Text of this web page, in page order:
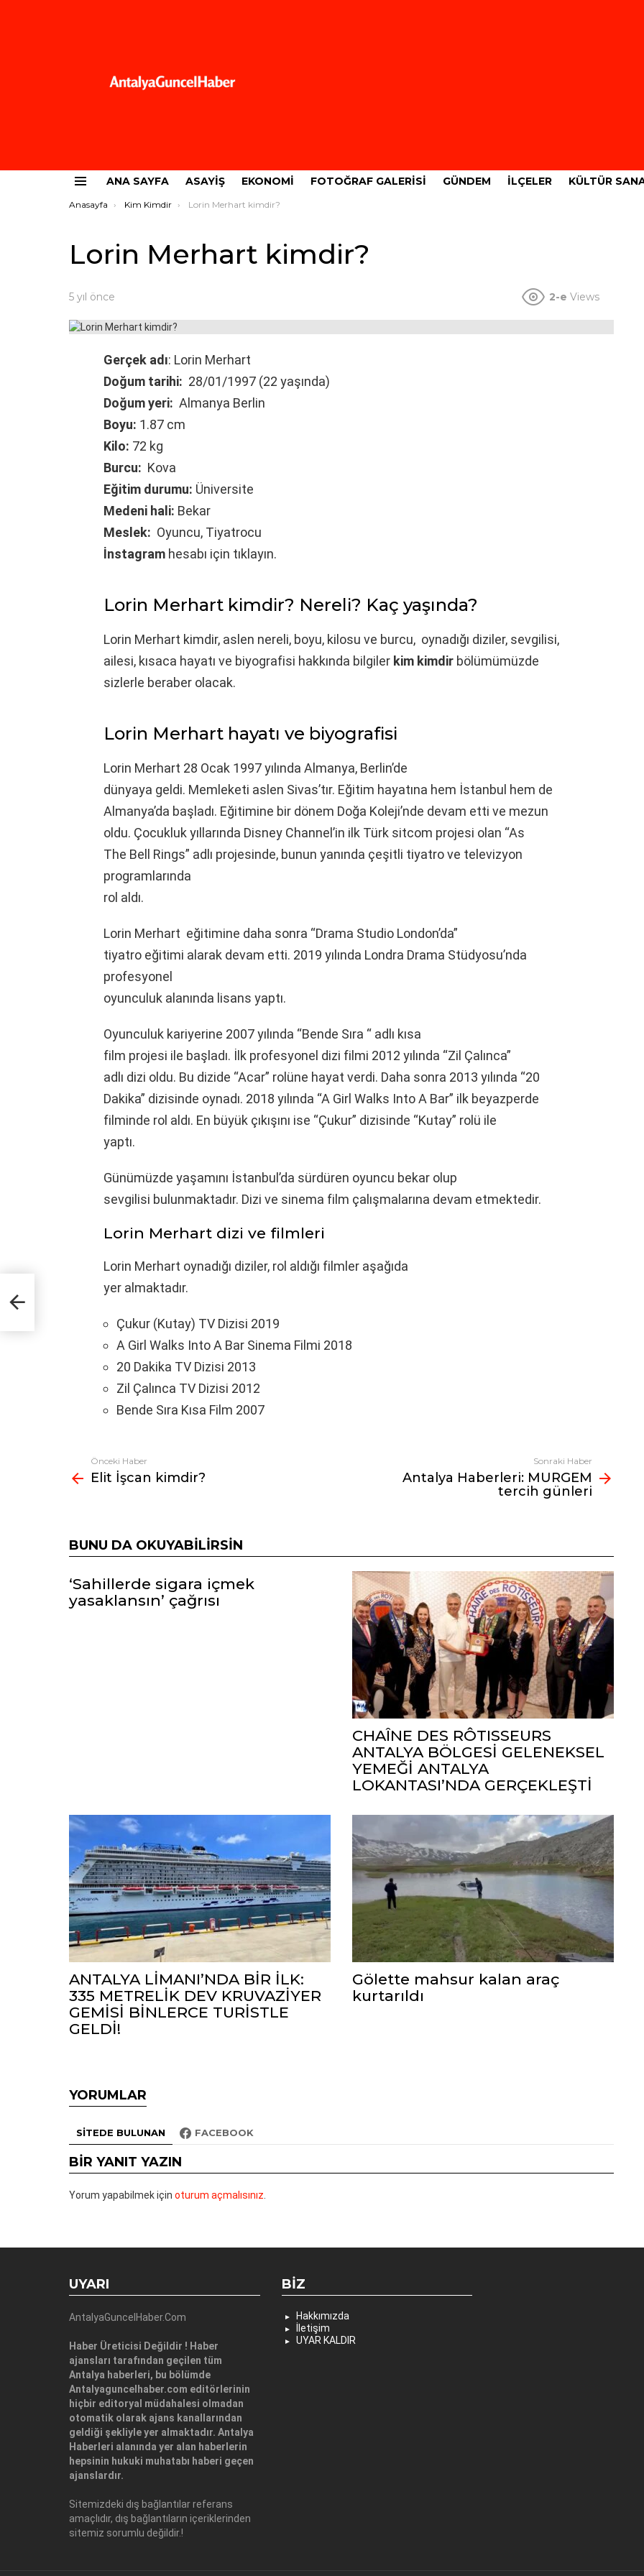
ANA SAYFA ASAYIŞ EKONOMI FOTOĞRAF GALERISI GÜNDEM İLÇELER KÜLTÜR
Buradasınız:
Anasayfa Kim Kimdir Lorin Merhart kimdir?
Lorin Merhart kimdir?
5 yıl önce 2-e Views
Gerçek adı: Lorin Merhart
Doğum tarihi: 28/01/1997 (22 yaşında)
Doğum yeri: Almanya Berlin
Boyu: 1.87 cm
Kilo: 72 kg
Burcu: Kova
Eğitim durumu: Üniversite
Medeni hali: Bekar
Meslek: Oyuncu, Tiyatrocu
İnstagram hesabı için tıklayın.
Lorin Merhart kimdir? Nereli? Kaç yaşında?
Lorin Merhart kimdir, aslen nereli, boyu, kilosu ve burcu, oynadığı diziler, sevgilisi,
ailesi, kısaca hayatı ve biyografisi hakkında bilgiler kim kimdir bölümümüzde
sizlerle beraber olacak.
Lorin Merhart hayatı ve biyografisi
Lorin Merhart 28 Ocak 1997 yılında Almanya, Berlin’de
dünyaya geldi. Memleketi aslen Sivas’tır. Eğitim hayatına hem İstanbul hem de
Almanya’da başladı. Eğitimine bir dönem Doğa Koleji’nde devam etti ve mezun
oldu. Çocukluk yıllarında Disney Channel’in ilk Türk sitcom projesi olan “As
The Bell Rings” adlı projesinde, bunun yanında çeşitli tiyatro ve televizyon
programlarında
rol aldı.
Lorin Merhart eğitimine daha sonra “Drama Studio London’da”
tiyatro eğitimi alarak devam etti. 2019 yılında Londra Drama Stüdyosu’nda
profesyonel
oyunculuk alanında lisans yaptı.
Oyunculuk kariyerine 2007 yılında “Bende Sıra “ adlı kısa
film projesi ile başladı. İlk profesyonel dizi filmi 2012 yılında “Zil Çalınca”
adlı dizi oldu. Bu dizide “Acar” rolüne hayat verdi. Daha sonra 2013 yılında “20
Dakika” dizisinde oynadı. 2018 yılında “A Girl Walks Into A Bar” ilk beyazperde
filminde rol aldı. En büyük çıkışını ise “Çukur” dizisinde “Kutay” rolü ile
yaptı.
Günümüzde yaşamını İstanbul’da sürdüren oyuncu bekar olup
sevgilisi bulunmaktadır. Dizi ve sinema film çalışmalarına devam etmektedir.
Lorin Merhart dizi ve filmleri
Lorin Merhart oynadığı diziler, rol aldığı filmler aşağıda
yer almaktadır.
Çukur (Kutay) TV Dizisi 2019
A Girl Walks Into A Bar Sinema Filmi 2018
20 Dakika TV Dizisi 2013
Zil Çalınca TV Dizisi 2012
Bende Sıra Kısa Film 2007
Fazlasına
bak
Önceki Haber
Elit İşcan kimdir?
Sonraki Haber
Antalya Haberleri: MURGEM
tercih günleri
BUNU DA OKUYABILIRSIN
‘Sahillerde sigara içmek
yasaklansın’ çağrısı
CHAÎNE DES RÔTISSEURS
ANTALYA BÖLGESİ GELENEKSEL
YEMEĞİ ANTALYA
LOKANTASI’NDA GERÇEKLEŞTİ
ANTALYA LİMANI’NDA BİR İLK:
335 METRELİK DEV KRUVAZİYER
GEMİSİ BİNLERCE TURİSTLE
GELDİ!
Gölette mahsur kalan araç
kurtarıldı
YORUMLAR
SITEDE BULUNAN FACEBOOK
BIR YANIT YAZIN
Yorum yapabilmek için oturum açmalısınız
UYARI
AntalyaGuncelHaber.Com
Haber Üreticisi Değildir ! Haber
ajansları tarafından geçilen tüm
Antalya haberleri, bu bölümde
Antalyaguncelhaber.com editörlerinin
hiçbir editoryal müdahalesi olmadan
otomatik olarak ajans kanallarından
geldiği şekliyle yer almaktadır. Antalya
Haberleri alanında yer alan haberlerin
hepsinin hukuki muhatabı haberi geçen
ajanslardır.
Sitemizdeki dış bağlantılar referans
amaçlıdır, dış bağlantıların içeriklerinden
sitemiz sorumlu değildir.!
BIZ
Hakkımızda
İletişim
UYAR KALDIR